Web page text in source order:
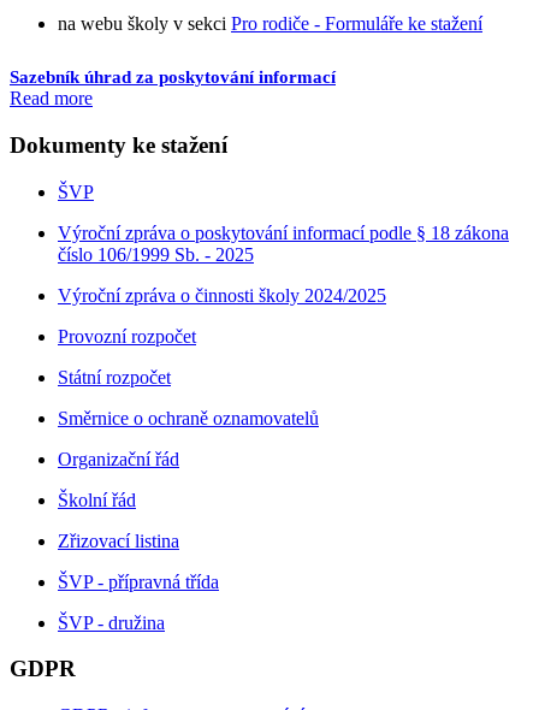
na webu školy v sekci Pro rodiče - Formuláře ke stažení
Sazebník úhrad za poskytování informací
Read more
Dokumenty ke stažení
ŠVP
Výroční zpráva o poskytování informací podle § 18 zákona
číslo 106/1999 Sb. - 2025
Výroční zpráva o činnosti školy 2024/2025
Provozní rozpočet
Státní rozpočet
Směrnice o ochraně oznamovatelů
Organizační řád
Školní řád
Zřizovací listina
ŠVP - přípravná třída
ŠVP - družina
GDPR